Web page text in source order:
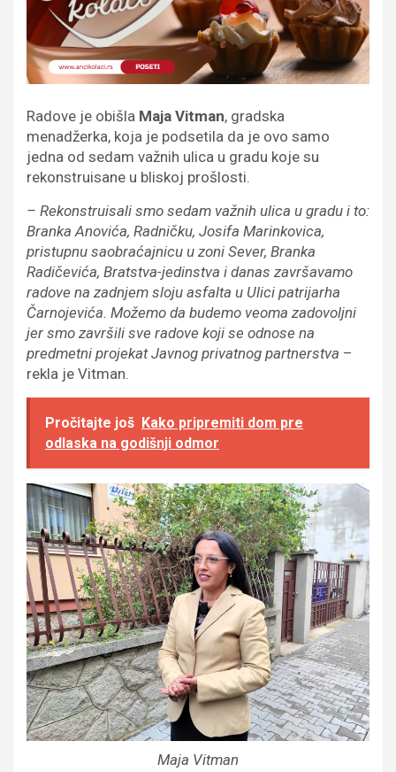
Radove je obišla Maja Vitman, gradska
menadžerka, koja je podsetila da je ovo samo
jedna od sedam važnih ulica u gradu koje su
rekonstruisane u bliskoj prošlosti.
– Rekonstruisali smo sedam važnih ulica u gradu i to:
Branka Anovića, Radničku, Josifa Marinkovica,
pristupnu saobraćajnicu u zoni Sever, Branka
Radičevića, Bratstva-jedinstva i danas završavamo
radove na zadnjem sloju asfalta u Ulici patrijarha
Čarnojevića. Možemo da budemo veoma zadovoljni
jer smo završili sve radove koji se odnose na
predmetni projekat Javnog privatnog partnerstva –
rekla je Vitman.
Pročitajte još Kako pripremiti dom pre
odlaska na godišnji odmor
Maja Vitman